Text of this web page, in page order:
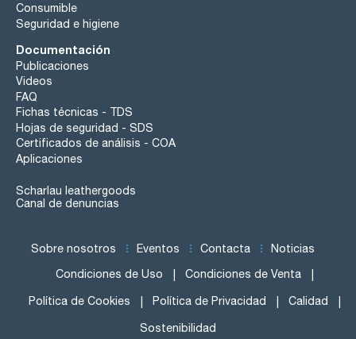
Consumible
Seguridad e higiene
Documentación
Publicaciones
Videos
FAQ
Fichas técnicas - TDS
Hojas de seguridad - SDS
Certificados de análisis - COA
Aplicaciones
Scharlau leathergoods
Canal de denuncias
Sobre nosotros Eventos Contacta Noticias
Condiciones de Uso Condiciones de Venta
Política de Cookies Política de Privacidad Calidad
Sostenibilidad